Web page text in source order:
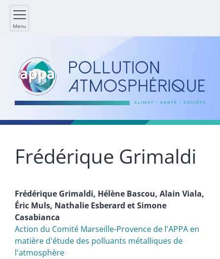
Menu
Frédérique Grimaldi
Frédérique Grimaldi, Hélène Bascou, Alain Viala,
Éric Muls, Nathalie Esberard etSimone
Casabianca
Action du Comité Marseille-Provence de l'APPA en
matière d'étude des polluants métalliques de
l'atmosphère